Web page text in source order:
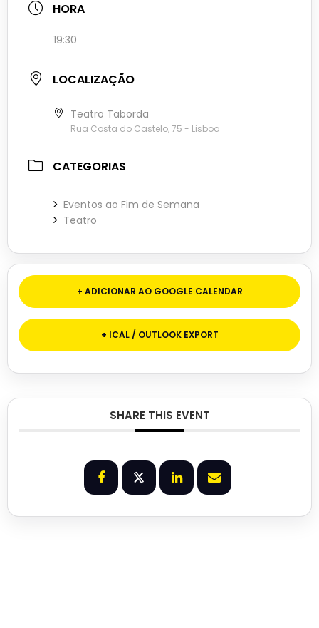
HORA
19:30
LOCALIZAÇÃO
Teatro Taborda
Rua Costa do Castelo, 75 - Lisboa
CATEGORIAS
Eventos ao Fim de Semana
Teatro
+ ADICIONAR AO GOOGLE CALENDAR
+ ICAL / OUTLOOK EXPORT
SHARE THIS EVENT